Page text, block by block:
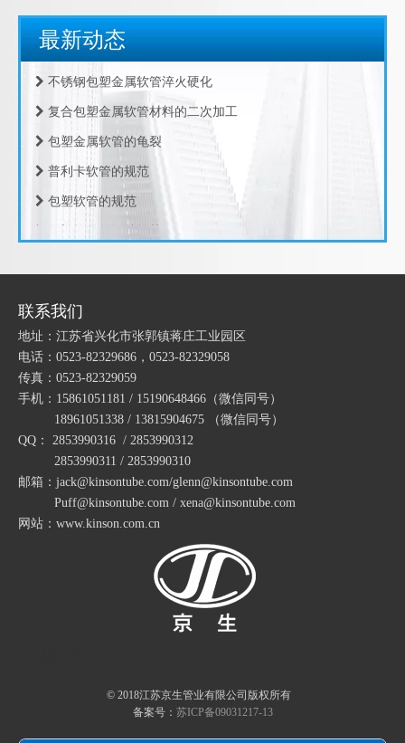
JF34T塑料PA波纹管PE软管浪管穿线管T型橡胶三通接头
最新动态
包塑金属软管生产
复合包塑金属软管材料的二次加工
包塑金属软管的龟裂
普利卡软管的规范
包塑软管的规范
包塑软管的设计推荐
包塑金属软管的周期性
包塑金属软管的振动机理
包塑金属软管的振动源
包塑金属软管的透温性试验
包塑金属软管的试验条件
包塑金属软管的耐热性
包塑金属软管的指数测试
江苏京生管业有限公司危险废物管理制度公司
包塑金属软管的制造工艺
复合包塑金属软管材料的二次加工
联系我们
地址：江苏省兴化市张郭镇蒋庄工业园区
电话：0523-82329686，0523-82329058
传真：0523-82329059
手机：15861051181 / 15190648466 （微信同号）
18961051338 / 13815904675
（微信同号）
QQ： 2853990316 / 2853990312
2853990311 / 2853990310
邮箱：jack@kinsontube.com/glenn@kinsontube.com
Puff@kinsontube.com / xena@kinsontube.com
网站：www.kinson.com.cn
© 2018江苏京生管业有限公司版权所有
备案号： 苏ICP备09031217-13